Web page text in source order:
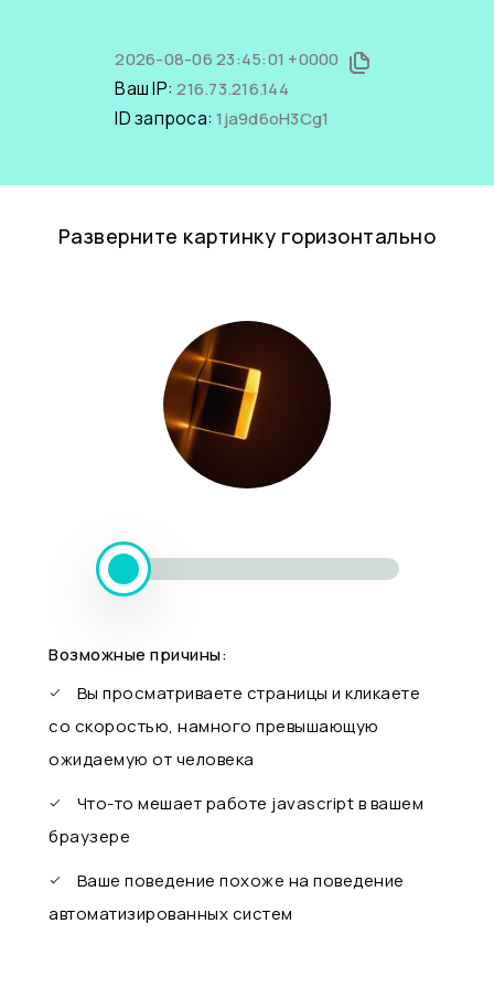
2026-08-06 23:45:01 +0000
Ваш IP:216.73.216.144
ID запроса:1ja9d6oH3Cg1
Разверните картинку горизонтально
Возможные причины:
Вы просматриваете страницы и кликаете
со скоростью, намного превышающую
ожидаемую от человека
Что-то мешает работе javascript в вашем
браузере
Ваше поведение похоже на поведение
автоматизированных систем